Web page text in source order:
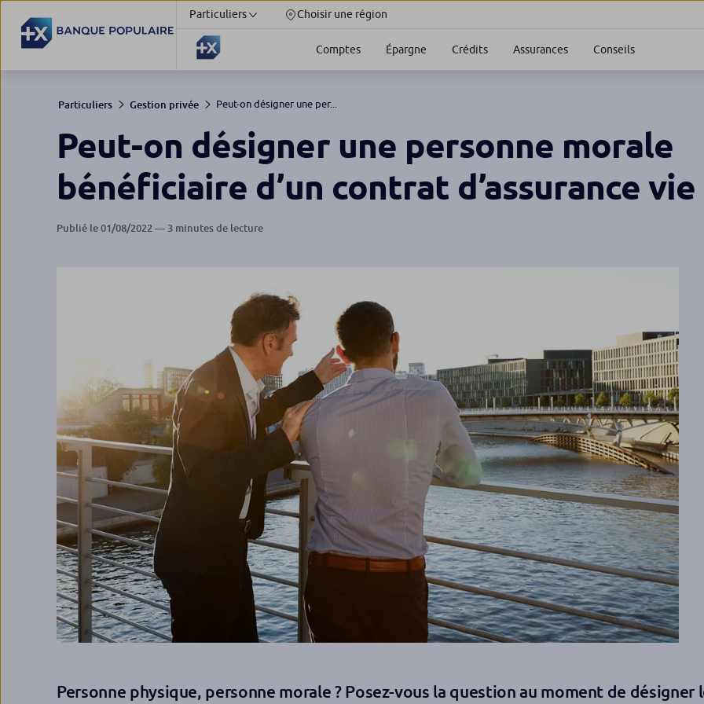
Particuliers Choisir une région
Comptes Épargne Crédits Assurances Conseils
Particuliers Gestion privée Peut-on désigner une per...
Peut-on désigner une personne morale
bénéficiaire d’un contrat d’assurance vie
Publié le 01/08/2022 — 3 minutes de lecture
Personne physique, personne morale ? Posez-vous la question au moment de désigner